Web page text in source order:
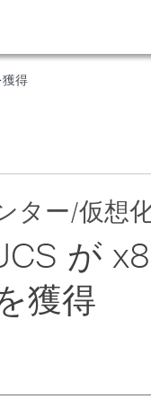
獲得
ター/仮想
が
獲得